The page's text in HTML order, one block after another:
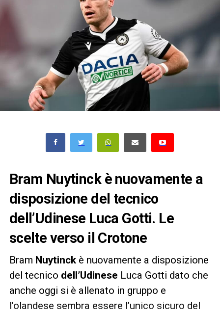
Bram Nuytinck è nuovamente a
disposizione del tecnico
dell’Udinese Luca Gotti. Le
scelte verso il Crotone
Bram Nuytinckè nuovamente a disposizione
del tecnico dell’Udinese Luca Gotti dato che
anche oggi si è allenato in gruppo e
l’olandese sembra essere l’unico sicuro del